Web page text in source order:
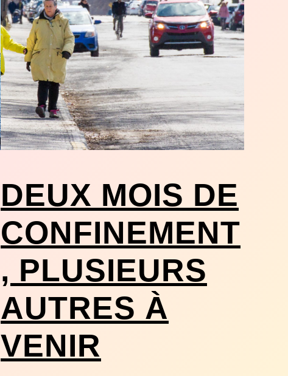
DEUX MOIS DE
CONFINEMENT
, PLUSIEURS
AUTRES À
VENIR